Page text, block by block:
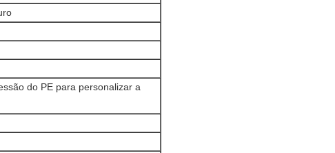
do PE para personalizar a